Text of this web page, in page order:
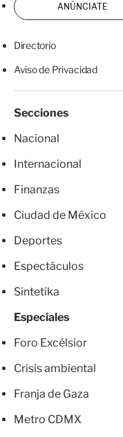
ANÚNCIATE
Directorio
Aviso de Privacidad
Secciones
Nacional
Internacional
Finanzas
Ciudad de México
Deportes
Espectáculos
Sintetika
Especiales
Foro Excélsior
Crisis ambiental
Franja de Gaza
Metro CDMX